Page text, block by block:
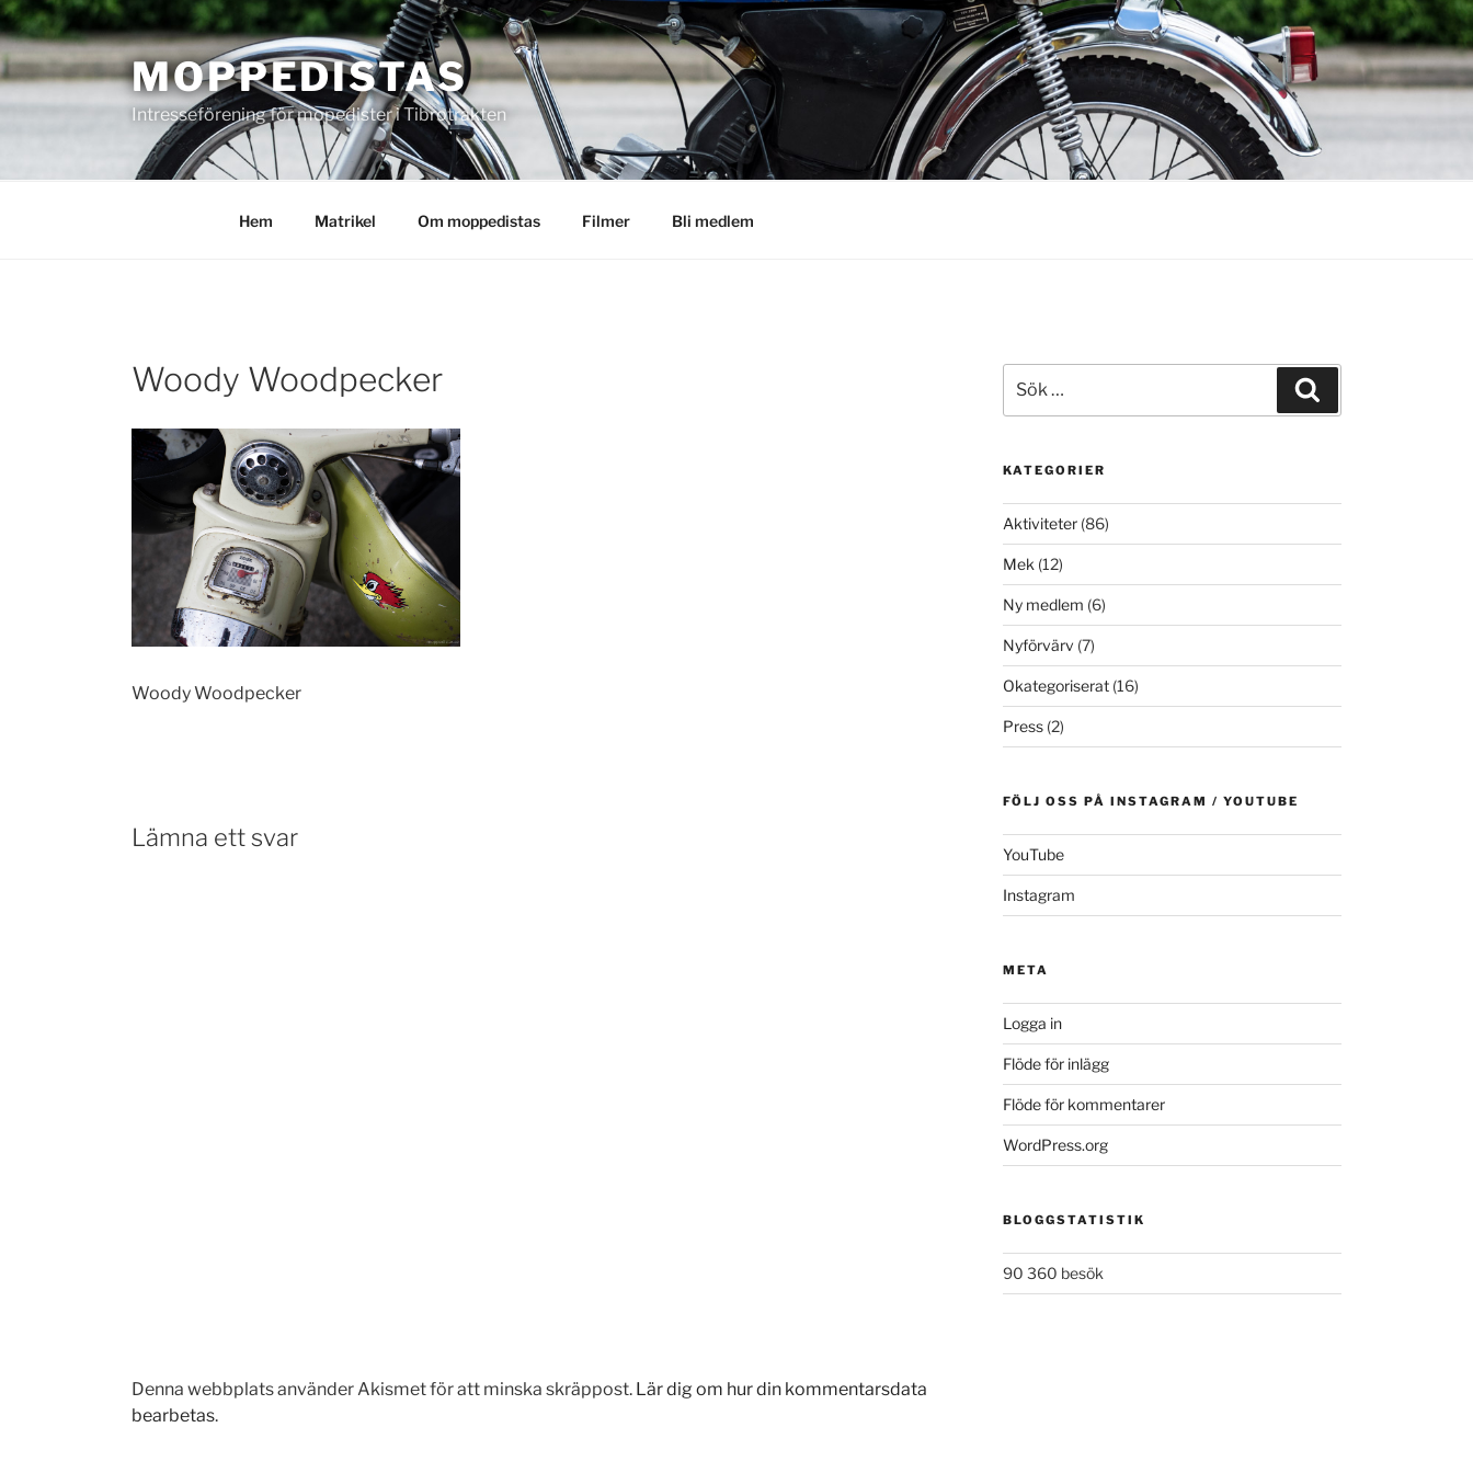
Hoppa
till
innehåll
MOPPEDISTAS
Intresseförening för mopedister i Tibrotrakten
Hem Matrikel Om moppedistas Filmer Bli medlem
Woody Woodpecker
Woody Woodpecker
Lämna ett svar
Denna webbplats använder Akismet för att minska skräppost. Lär dig om hur din kommentarsdata
bearbetas.
efter:
KATEGORIER
Aktiviteter(86)
Mek (12)
Ny medlem (6)
Nyförvärv (7)
Okategoriserat(16)
Press(2)
FÖLJ OSS PÅ INSTAGRAM / YOUTUBE
YouTube
Instagram
META
Logga in
Flöde för inlägg
Flöde för kommentarer
WordPress.org
BLOGGSTATISTIK
90 360 besök